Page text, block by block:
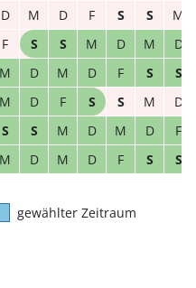
D M D F S S
M
F S S M D M
D
M D M D F S
S
M D F S S M
D
S S M D M D
F
M D M D F S S
gewählter Zeitraum